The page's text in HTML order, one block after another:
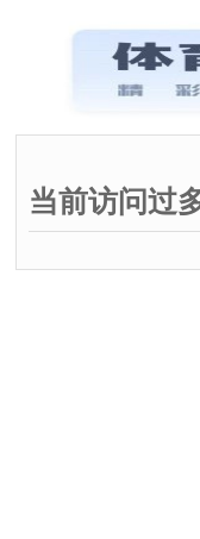
当前访问过